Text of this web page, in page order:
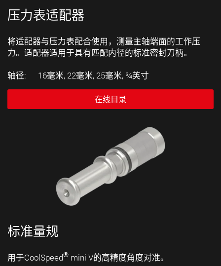
压力表适配器
将适配器与压力表配合使用，测量主轴端面的工作压
力。适配器适用于具有匹配内径的标准密封刀柄。
轴径: 16毫米, 22毫米, 25毫米, ¾英寸
在线目录
标准量规
用于CoolSpeed® mini V的高精度角度对准。